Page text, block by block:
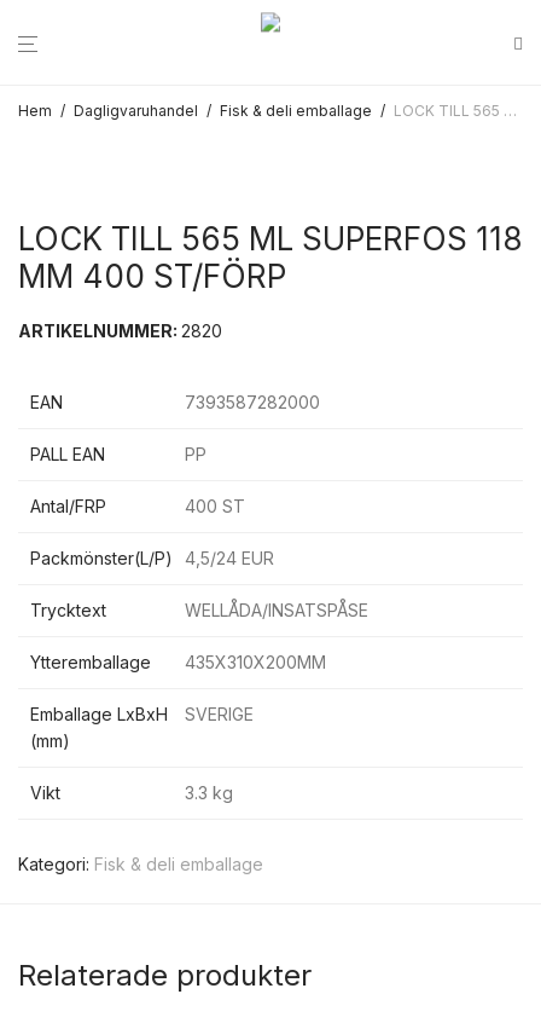
Hem / Dagligvaruhandel / Fisk & deli emballage / LOCK TILL 565 ML SUPERFOS 118 MM 400 ST/FÖRP
LOCK TILL 565 ML SUPERFOS 118
MM 400 ST/FÖRP
ARTIKELNUMMER: 2820
EAN 7393587282000
PALL EAN PP
Antal/FRP 400 ST
Packmönster(L/P) 4,5/24 EUR
Trycktext WELLÅDA/INSATSPÅSE
Ytteremballage 435X310X200MM
Emballage LxBxH
(mm)
SVERIGE
Vikt 3.3 kg
Kategori: Fisk & deli emballage
Relaterade produkter